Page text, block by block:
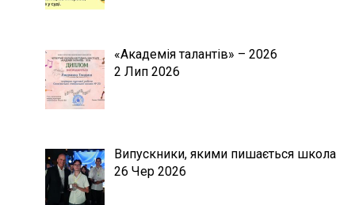
«Академія талантів» – 2026
2 Лип 2026
Випускники, якими пишається школа
26 Чер 2026